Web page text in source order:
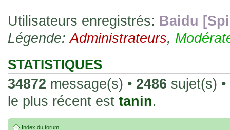
acheter une réédition de cette Hondan ?
02 Juin 2023, 14:17
par
Bonjour j'ai commandé
20 , je trouve la carte vraiment très
collection les carte sont censées être
24 Oct 2022, 13:37
par
de Lucy de Cyberpunk : Edgerunners.
Utilisateurs enregistrés: Baidu
Légende:Administrateurs,
STATISTIQUES
34872 message(s) • 2486 sujet(s) •
le plus récent est tanin.
Index du forum